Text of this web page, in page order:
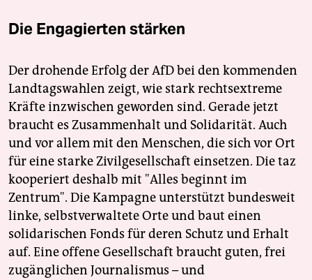
Die Engagierten stärken
Der drohende Erfolg der AfD bei den kommenden
Landtagswahlen zeigt, wie stark rechtsextreme
Kräfte inzwischen geworden sind. Gerade jetzt
braucht es Zusammenhalt und Solidarität. Auch
und vor allem mit den Menschen, die sich vor Ort
für eine starke Zivilgesellschaft einsetzen. Die taz
kooperiert deshalb mit "Alles beginnt im
Zentrum". Die Kampagne unterstützt bundesweit
linke, selbstverwaltete Orte und baut einen
solidarischen Fonds für deren Schutz und Erhalt
auf. Eine offene Gesellschaft braucht guten, frei
zugänglichen Journalismus – und